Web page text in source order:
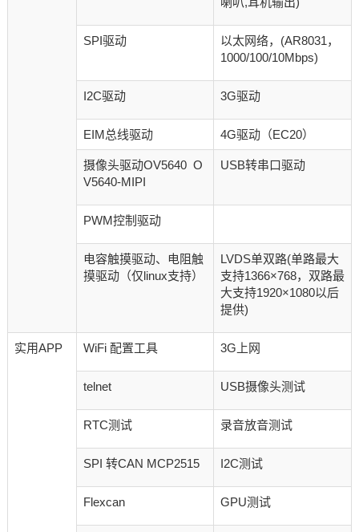
SPI驱动
以太网络，(AR8031，
1000/100/10Mbps)
I2C驱动 3G驱动
EIM总线驱动 4G驱动（EC20）
摄像头驱动OV5640 O
V5640-MIPI
USB转串口驱动
PWM控制驱动
电容触摸驱动、电阻触
摸驱动（仅linux支持）
LVDS单双路(单路最大
支持1366×768，双路最
大支持1920×1080以后
提供)
实用APP WiFi 配置工具 3G上网
telnet USB摄像头测试
RTC测试 录音放音测试
SPI 转CAN MCP2515 I2C测试
Flexcan GPU测试